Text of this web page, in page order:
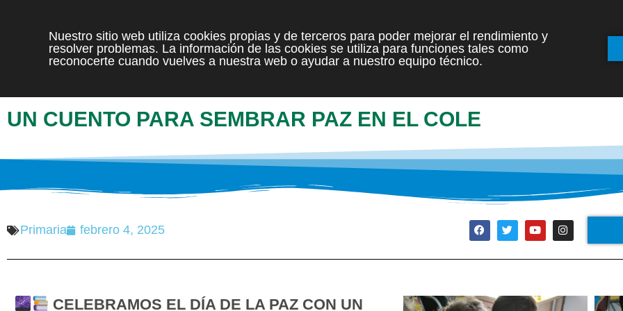
INICIO
UN CUENTO PARA SEMBRAR PAZ EN EL COLE
Primaria febrero 4, 2025
CELEBRAMOS EL DÍA DE LA PAZ CON UN
Nuestro sitio web utiliza cookies propias y de terceros para poder mejorar el rendimiento y
resolver problemas. La información de las cookies se utiliza para funciones tales como
reconocerte cuando vuelves a nuestra web o ayudar a nuestro equipo técnico.